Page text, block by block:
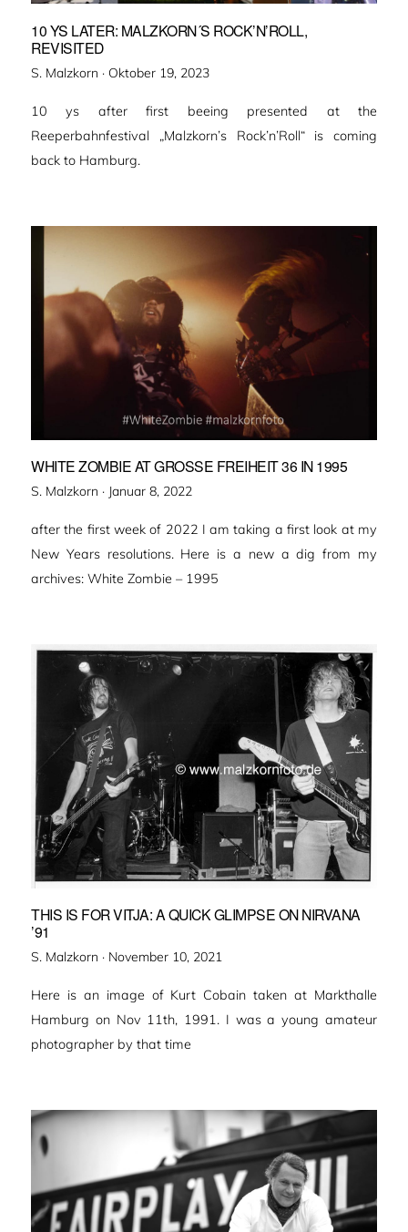
10 YS LATER: MALZKORN´S ROCK’N’ROLL,
REVISITED
S. Malzkorn · Veröffentlicht
Oktober 19, 2023
10 ys after first beeing presented at the
Reeperbahnfestival „Malzkorn’s Rock’n’Roll“ is coming
back to Hamburg.
WHITE ZOMBIE AT GROSSE FREIHEIT 36 IN 1995
S. Malzkorn · Veröffentlicht
Januar 8, 2022
after the first week of 2022 I am taking a first look at my
New Years resolutions. Here is a new a dig from my
archives: White Zombie – 1995
THIS IS FOR VITJA: A QUICK GLIMPSE ON NIRVANA
’91
S. Malzkorn · Veröffentlicht
November 10, 2021
Here is an image of Kurt Cobain taken at Markthalle
Hamburg on Nov 11th, 1991. I was a young amateur
photographer by that time